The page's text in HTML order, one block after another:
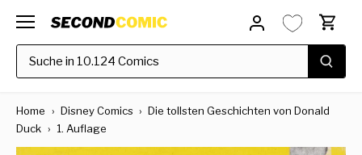
zum
Inhalt
Home › Disney Comics › Die tollsten Geschichten von Donald
Duck › 1. Auflage